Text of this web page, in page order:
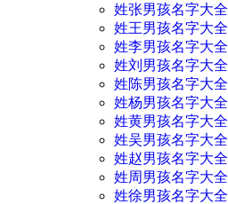
姓张男孩名字大全
姓王男孩名字大全
姓李男孩名字大全
姓刘男孩名字大全
姓陈男孩名字大全
姓杨男孩名字大全
姓黄男孩名字大全
姓吴男孩名字大全
姓赵男孩名字大全
姓周男孩名字大全
姓徐男孩名字大全